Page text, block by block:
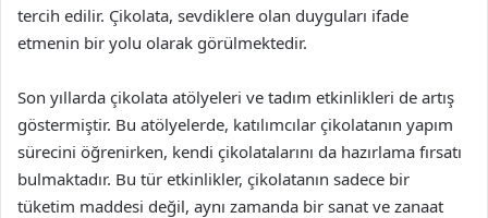
tercih edilir. Çikolata, sevdiklere olan duyguları ifade
etmenin bir yolu olarak görülmektedir.
Son yıllarda çikolata atölyeleri ve tadım etkinlikleri de artış
göstermiştir. Bu atölyelerde, katılımcılar çikolatanın yapım
sürecini öğrenirken, kendi çikolatalarını da hazırlama fırsatı
bulmaktadır. Bu tür etkinlikler, çikolatanın sadece bir
tüketim maddesi değil, aynı zamanda bir sanat ve zanaat